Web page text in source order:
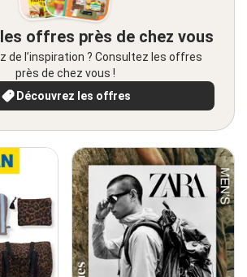
offres près de chez vous
de l’inspiration ? Consultez les offres
près de chez vous !
Découvrez les offres